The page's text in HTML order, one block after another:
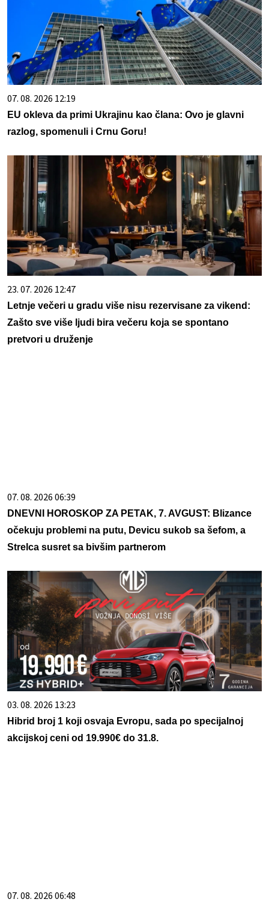
07. 08. 2026 12:19
EU okleva da primi Ukrajinu kao člana: Ovo je glavni
razlog, spomenuli i Crnu Goru!
23. 07. 2026 12:47
Letnje večeri u gradu više nisu rezervisane za vikend:
Zašto sve više ljudi bira večeru koja se spontano
pretvori u druženje
07. 08. 2026 06:39
DNEVNI HOROSKOP ZA PETAK, 7. AVGUST: Blizance
očekuju problemi na putu, Devicu sukob sa šefom, a
Strelca susret sa bivšim partnerom
03. 08. 2026 13:23
Hibrid broj 1 koji osvaja Evropu, sada po specijalnoj
akcijskoj ceni od 19.990€ do 31.8.
07. 08. 2026 06:48